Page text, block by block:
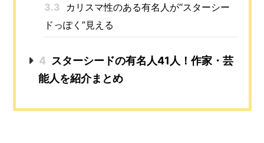
3.3
カリスマ性のある有名人が“スターシー
ドっぽく”見える
4 スターシードの有名人41人！作家・芸
能人を紹介まとめ